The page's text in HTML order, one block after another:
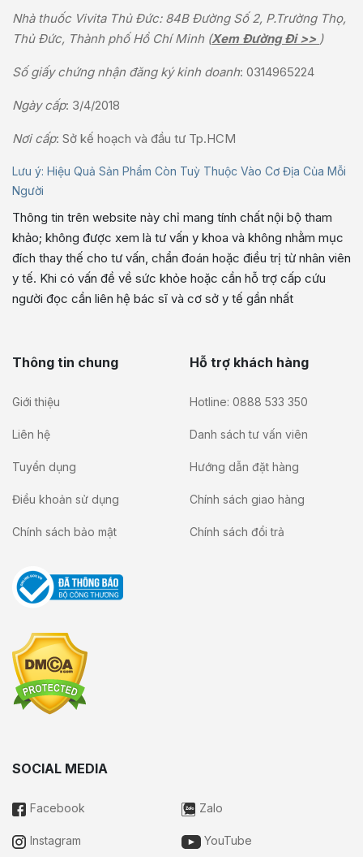
Nhà thuốc Vivita Thủ Đức: 84B Đường Số 2, P.Trường Thọ,
Thủ Đức, Thành phố Hồ Chí Minh (Xem Đường Đi >> )
Số giấy chứng nhận đăng ký kinh doanh: 0314965224
Ngày cấp: 3/4/2018
Nơi cấp: Sở kế hoạch và đầu tư Tp.HCM
Lưu ý: Hiệu Quả Sản Phẩm Còn Tuỳ Thuộc Vào Cơ Địa Của Mỗi
Người
Thông tin trên website này chỉ mang tính chất nội bộ tham
khảo; không được xem là tư vấn y khoa và không nhằm mục
đích thay thế cho tư vấn, chẩn đoán hoặc điều trị từ nhân viên
y tế. Khi có vấn đề về sức khỏe hoặc cần hỗ trợ cấp cứu
người đọc cần liên hệ bác sĩ và cơ sở y tế gần nhất
Thông tin chung
Giới thiệu
Liên hệ
Tuyển dụng
Điều khoản sử dụng
Chính sách bảo mật
Hỗ trợ khách hàng
Hotline: 0888 533 350
Danh sách tư vấn viên
Hướng dẫn đặt hàng
Chính sách giao hàng
Chính sách đổi trả
SOCIAL MEDIA
Facebook Zalo
Instagram YouTube